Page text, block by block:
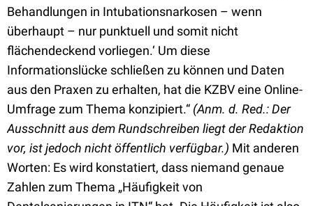
Behandlungen in Intubationsnarkosen – wenn
überhaupt – nur punktuell und somit nicht
flächendeckend vorliegen.‘ Um diese
Informationslücke schließen zu können und Daten
aus den Praxen zu erhalten, hat die KZBV eine Online-
Umfrage zum Thema konzipiert.“ (Anm. d. Red.: Der
Ausschnitt aus dem Rundschreiben liegt der Redaktion
vor, ist jedoch nicht öffentlich verfügbar.) Mit anderen
Worten: Es wird konstatiert, dass niemand genaue
Zahlen zum Thema „Häufigkeit von